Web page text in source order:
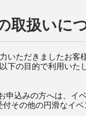
取扱いに
いただきましたお客
下の目的で利用いた
申込みの方へは、イ
付その他の円滑なイ